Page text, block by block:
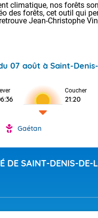
Pour la
Tendance
climatique, nos forêts
des forêts, cet outil qui
Jean-Christophe
07 août à Saint-
Coucher
21:20
Gaétan
DE SAINT-DENIS-DE-
Voici les
31 Lyon :
: 32 Nancy :
32 Lille : 28
Demain :
Très
sur les